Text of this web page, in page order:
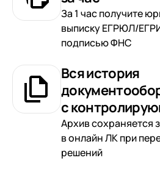
За 1 час получите
выписку ЕГРЮЛ/
подписью ФНС
Вся история
с
Архив сохраняется
в онлайн ЛК при
решений